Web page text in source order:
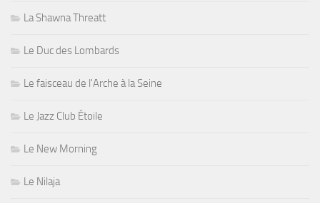
La Shawna Threatt
Le Duc des Lombards
Le faisceau de l'Arche à la Seine
Le Jazz Club Étoile
Le New Morning
Le Nilaja